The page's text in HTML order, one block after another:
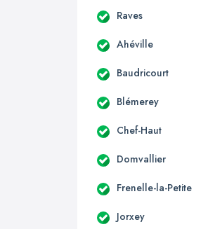
Raves
Ahéville
Baudricourt
Blémerey
Chef-Haut
Domvallier
Frenelle-la-Petite
Jorxey